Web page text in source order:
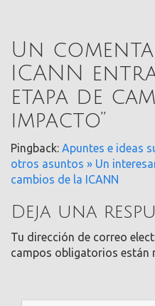
Un
ICANN
etapa de
impacto”
Pingback: Apuntes e ideas
otros asuntos » Un
cambios de la ICANN
Deja una
Tu dirección de correo
campos obligatorios están